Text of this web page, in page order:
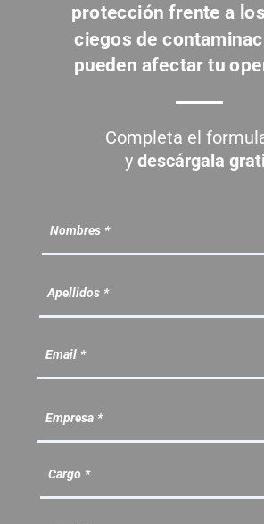
protección frente a
ciegos de
pueden afectar tu
Email
Apellidos
Nombres
Cargo
Empresa
Completa el
y descárgala